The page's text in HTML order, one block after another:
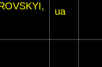
ua